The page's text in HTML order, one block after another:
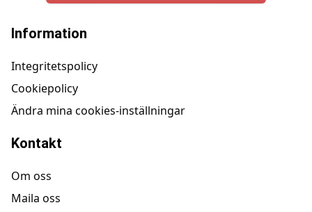
Information
Integritetspolicy
Cookiepolicy
Ändra mina cookies-inställningar
Kontakt
Om oss
Maila oss